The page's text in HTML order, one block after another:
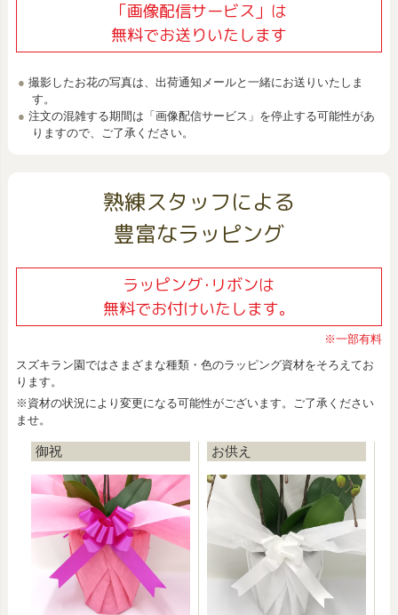
「画像配信サービス」は
無料でお送りいたします
撮影したお花の写真は、出荷通知メールと一緒にお送りいたしま
す。
注文の混雑する期間は「画像配信サービス」を停止する可能性があ
りますので、ご了承ください。
熟練スタッフによる
豊富なラッピング
ラッピング･リボンは
無料でお付けいたします。
※一部有料
スズキラン園ではさまざまな種類・色のラッピング資材をそろえてお
ります。
※資材の状況により変更になる可能性がございます。ご了承ください
ませ。
御祝 お供え